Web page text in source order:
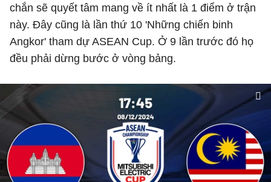
chắn sẽ quyết tâm mang về ít nhất là 1 điểm ở trận
này. Đây cũng là lần thứ 10 'Những chiến binh
Angkor' tham dự ASEAN Cup. Ở 9 lần trước đó họ
đều phải dừng bước ở vòng bảng.